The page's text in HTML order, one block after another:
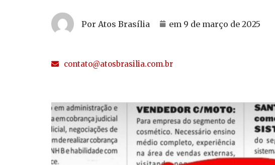
Por Atos Brasília em 9 de março de 2025
contato@atosbrasilia.com.br